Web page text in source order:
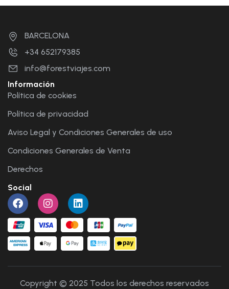
BARCELONA
+34 652179385
info@forestviajes.com
Información
Política de cookies
Política de privacidad
Aviso Legal y Condiciones Generales de uso
Condiciones Generales de Venta
Derechos
Social
Copyright © 2025 Todos los derechos reservados